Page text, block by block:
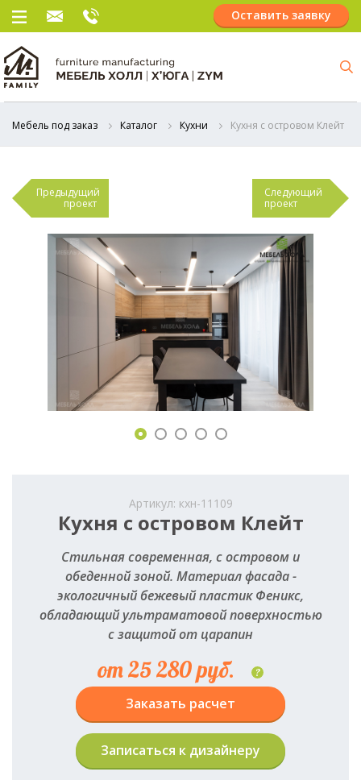
Оставить заявку
Мебель под заказ Каталог Кухни Кухня с островом Клейт
Предыдущий
проект
Следующий
проект
Артикул: кхн-11109
Кухня с островом Клейт
Стильная современная, с островом и
обеденной зоной. Материал фасада -
экологичный бежевый пластик Феникс,
обладающий ультраматовой поверхностью
с защитой от царапин
от 25 280 руб. ?
Заказать расчет
Записаться к дизайнеру